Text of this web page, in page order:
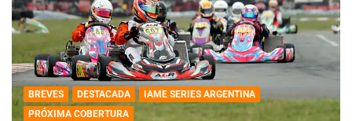
BREVES DESTACADA
IAME SERIES ARGENTINA
PRÓXIMA COBERTURA